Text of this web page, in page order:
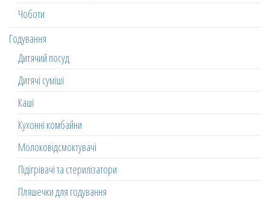
Чоботи
Годування
Дитячий посуд
Дитячі суміші
Каші
Кухонні комбайни
Молоковідсмоктувачі
Підігрівачі та стерилізатори
Пляшечки для годування